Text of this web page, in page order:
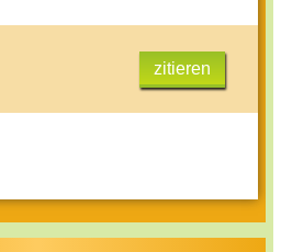
zitieren